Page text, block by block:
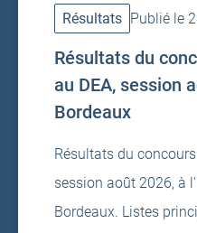
Résultats Publié le
Résultats du
au DEA, session
Bordeaux
Résultats du
session août 2026, à
Bordeaux. Listes